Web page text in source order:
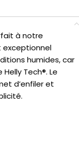
à notre
exceptionnel
humides, car
Tech®. Le
d’enfiler et